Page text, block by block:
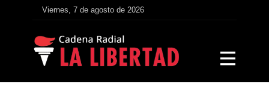
Viernes, 7 de agosto de 2026